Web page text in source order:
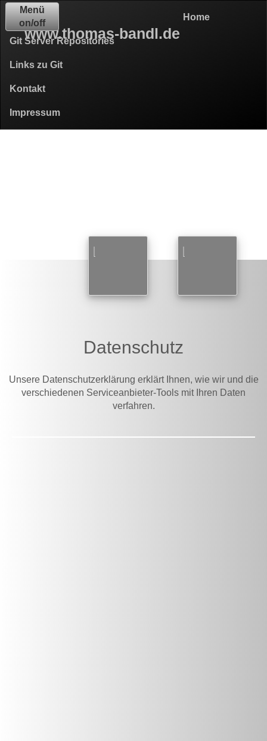
www.thomas-bandl.de
Home
Git Server Repositories
Links zu Git
Kontakt
Impressum
Menü
on/off
Datenschutz
Unsere Datenschutzerklärung erklärt Ihnen, wie wir und die
verschiedenen Serviceanbieter-Tools mit Ihren Daten
verfahren.